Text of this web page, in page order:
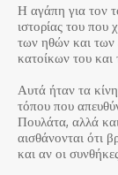
Η αγάπη για τον
ιστορίας του που
των ηθών και των
κατοίκων του
Αυτά ήταν τα
τόπου που
Πουλάτα, αλλά
αισθάνονται ότι
και αν οι